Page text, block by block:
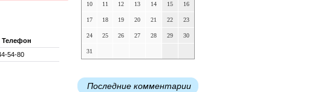
Телефон
54-80
10 11 12 13 14 15 16
17 18 19 20 21 22 23
24 25 26 27 28 29 30
31
Последние комментарии